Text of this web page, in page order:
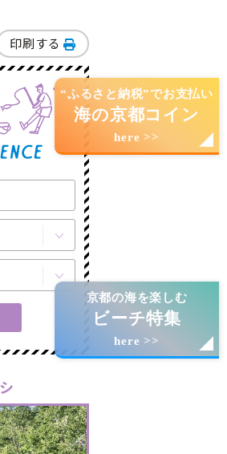
“ふるさと納税”でお支払い
海の京都コイン
here >>
京都の海を楽しむ
ビーチ特集
here >>
印刷する